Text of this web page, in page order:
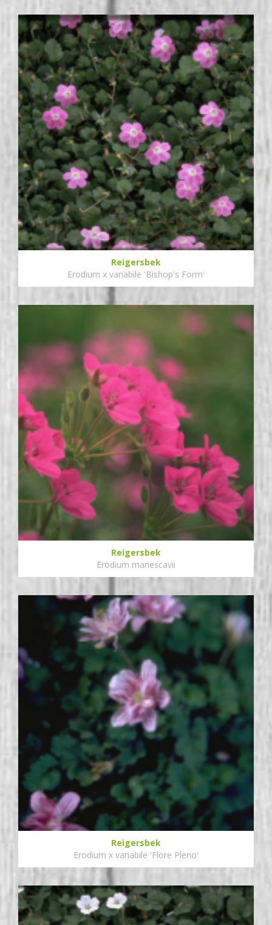
Reigersbek
Erodium x variabile 'Bishop's Form'
Reigersbek
Erodium manescavii
Reigersbek
Erodium x variabile 'Flore Pleno'